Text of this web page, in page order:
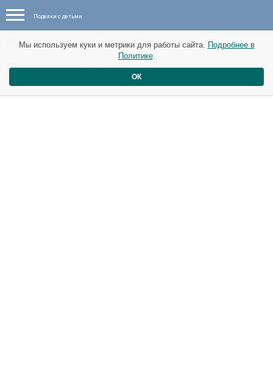
Поделки с детьми
Поделки с детьми - идеи - 16 января
Рисование на фольге
Мы используем куки и метрики для работы сайта. Подробнее в
Политике.
ОК